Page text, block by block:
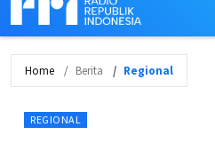
Home Berita Regional
REGIONAL